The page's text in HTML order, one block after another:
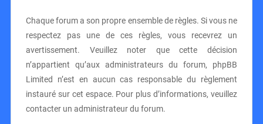
Chaque forum a son propre ensemble de règles. Si vous ne
respectez pas une de ces règles, vous recevrez un
avertissement. Veuillez noter que cette décision
n’appartient qu’aux administrateurs du forum, phpBB
Limited n’est en aucun cas responsable du règlement
instauré sur cet espace. Pour plus d’informations, veuillez
contacter un administrateur du forum.